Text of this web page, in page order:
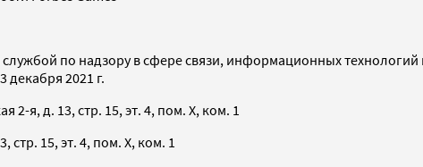
по надзору в сфере связи, информационных
2021 г.
2-я, д. 13, стр. 15, эт. 4, пом. X, ком. 1
стр. 15, эт. 4, пом. X, ком. 1